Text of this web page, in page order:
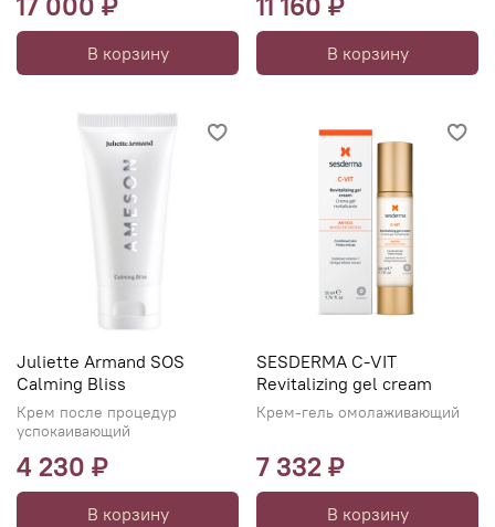
В корзину В корзину
Juliette Armand SOS
Calming Bliss
Крем после процедур
успокаивающий
4 230 ₽
В корзину
SESDERMA C-VIT
Revitalizing gel cream
Крем-гель омолаживающий
7 332 ₽
В корзину